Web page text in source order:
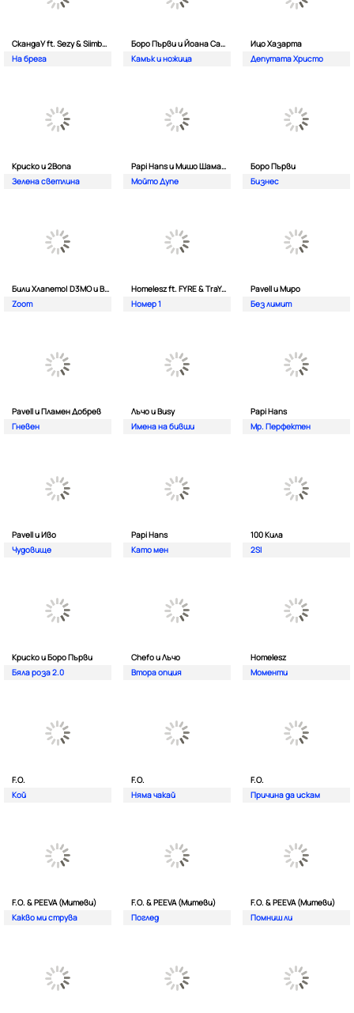
СкандаУ ft. Sezy & Siimbad
На брега
Боро Първи и Йоана Сашова
Камък и ножица
Ицо Хазарта
Депутата Христо
Криско и 2Bona
Зелена светлина
Papi Hans и Мишо Шамара
Мойто Дупе
Боро Първи
Бизнес
Били Хлапето| D3MO и BREVIS
Zoom
Homelesz ft. FYRE & TraYan
Номер 1
Pavell и Миро
Без лимит
Pavell и Пламен Добрев
Гневен
Лъчо и Busy
Имена на бивши
Papi Hans
Мр. Перфектен
Pavell и Иво
Чудовище
Papi Hans
Като мен
100 Кила
2SI
Криско и Боро Първи
Бяла роза 2.0
Chefo и Лъчо
Втора опция
Homelesz
Моменти
F.O.
Кой
F.O.
Няма чакай
F.O.
Причина да искам
F.O. & PEEVA (Митеви)
Какво ми струва
F.O. & PEEVA (Митеви)
Поглед
F.O. & PEEVA (Митеви)
Помниш ли